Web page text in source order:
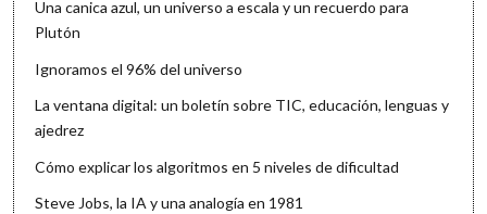
Una canica azul, un universo a escala y un recuerdo para
Plutón
Ignoramos el 96% del universo
La ventana digital: un boletín sobre TIC, educación, lenguas y
ajedrez
Cómo explicar los algoritmos en 5 niveles de dificultad
Steve Jobs, la IA y una analogía en 1981